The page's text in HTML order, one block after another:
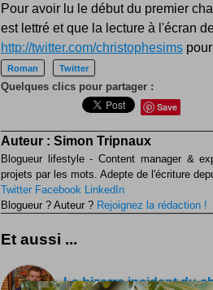
Pour avoir lu le début du premier
est lettré et que la lecture à l'écran
http://twitter.com/christophesims
Roman Twitter
Quelques clics pour partager :
Save
Auteur : Simon Tripnaux
Blogueur lifestyle - Content manager &
projets par les mots. Adepte de l'écriture
Twitter Facebook LinkedIn
Blogueur ? Auteur ? Rejoignez la rédaction !
Et aussi ...
Le bizarre incident du